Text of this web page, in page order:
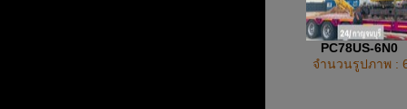
PC78US-6N0
จำนวนรูปภาพ :